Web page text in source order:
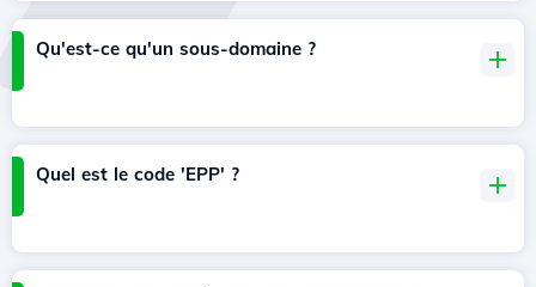
Qu'est-ce qu'un sous-domaine ?
Quel est le code 'EPP' ?